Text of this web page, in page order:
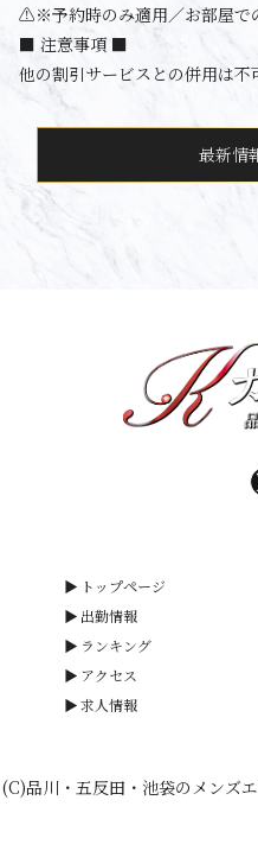
⚠️※予約時のみ適用／お部屋で
■ 注意事項 ■
他の割引サービスとの併用は不
最新情
トップページ
出勤情報
ランキング
アクセス
求人情報
(C)品川・五反田・池袋のメンズ